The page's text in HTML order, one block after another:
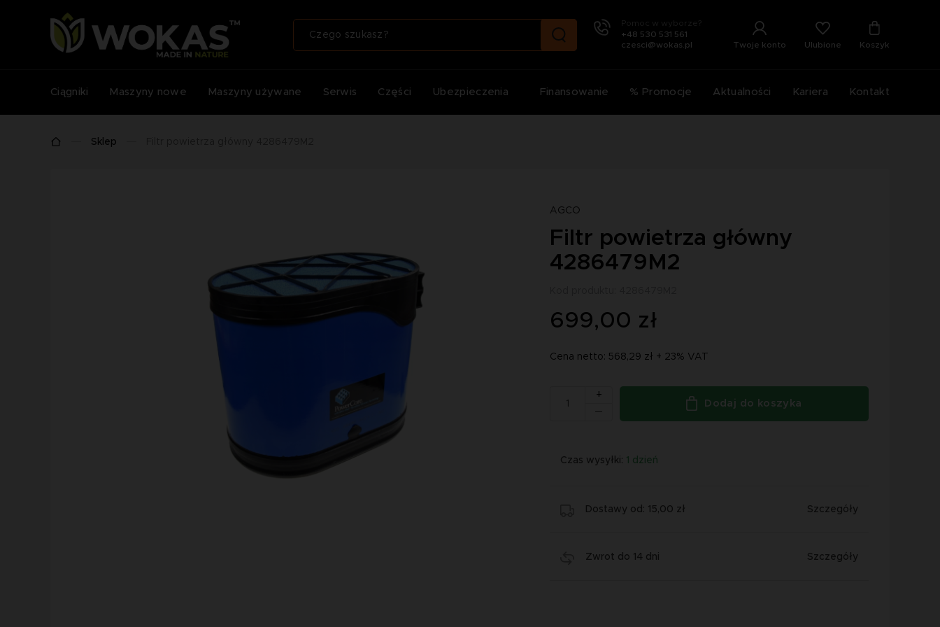
Pomoc w wyborze?
+48 530 531 561
czesci@wokas.pl
Twoje konto Ulubione Koszyk
Ciągniki Maszyny nowe Maszyny używane Serwis Części Ubezpieczenia Finansowanie % Promocje Aktualności Kariera Kontakt
Sklep
AGCO
Filtr powietrza główny
4286479M2
699,00 zł
Cena netto: 568,29 zł + 23% VAT
+
Dodaj do koszyka
Czas wysyłki: 1 dzień
Dostawy od: 15,00 zł Szczegóły
Zwrot do 14 dni Szczegóły